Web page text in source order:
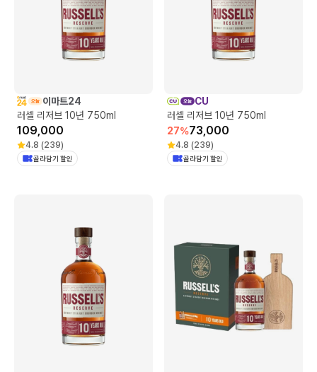
이마트24
러셀 리저브 10년 750ml
109,000
4.8 (239)
골라담기 할인
CU
러셀 리저브 10년 750ml
27%73,000
4.8 (239)
골라담기 할인